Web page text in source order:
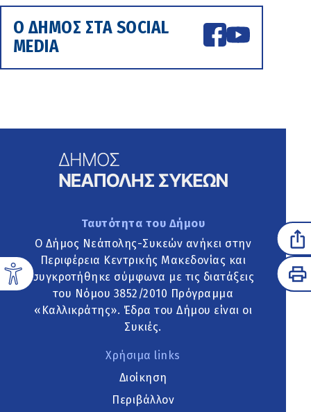
Ο ΔΗΜΟΣ ΣΤΑ SOCIAL
MEDIA
Ταυτότητα του Δήμου
Ο Δήμος Νεάπολης-Συκεών ανήκει στην
Περιφέρεια Κεντρικής Μακεδονίας και
συγκροτήθηκε σύμφωνα με τις διατάξεις
του Νόμου 3852/2010 Πρόγραμμα
«Καλλικράτης». Έδρα του Δήμου είναι οι
Συκιές.
Χρήσιμα links
Διοίκηση
Περιβάλλον